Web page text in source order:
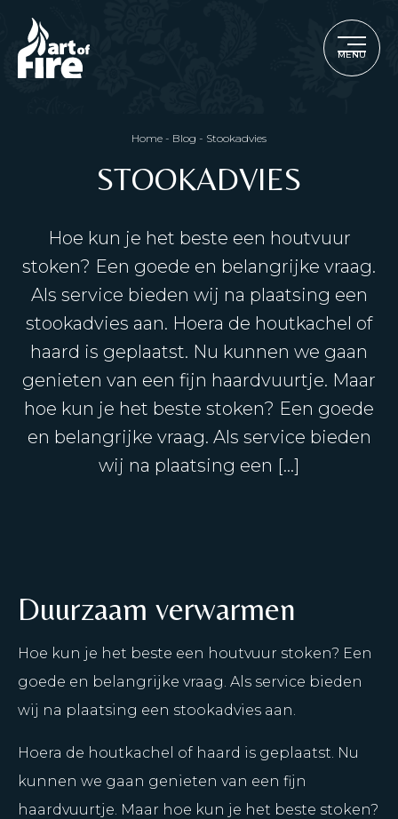
MENU
Home - Blog - Stookadvies
STOOKADVIES
Hoe kun je het beste een houtvuur
stoken? Een goede en belangrijke vraag.
Als service bieden wij na plaatsing een
stookadvies aan. Hoera de houtkachel of
haard is geplaatst. Nu kunnen we gaan
genieten van een fijn haardvuurtje. Maar
hoe kun je het beste stoken? Een goede
en belangrijke vraag. Als service bieden
wij na plaatsing een […]
Duurzaam verwarmen
Hoe kun je het beste een houtvuur stoken? Een
goede en belangrijke vraag. Als service bieden
wij na plaatsing een stookadvies aan.
Hoera de houtkachel of haard is geplaatst. Nu
kunnen we gaan genieten van een fijn
haardvuurtje. Maar hoe kun je het beste stoken?